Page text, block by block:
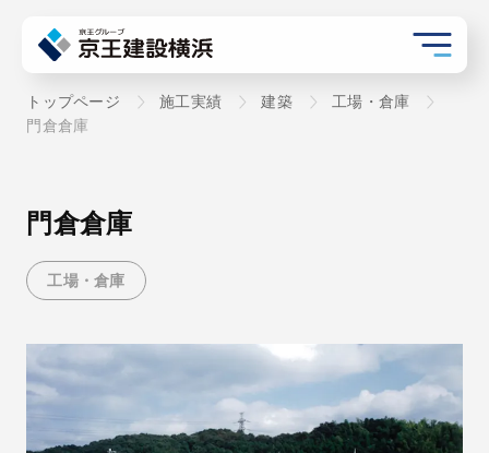
トップページ 施工実績 建築
工場・倉庫
門倉倉庫
門倉倉庫
工場・倉庫